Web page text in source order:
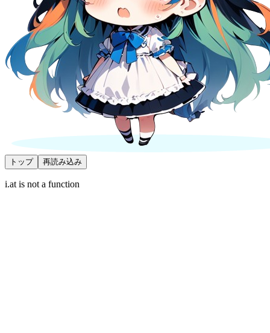
トップ 再読み込み
i.at is not a function